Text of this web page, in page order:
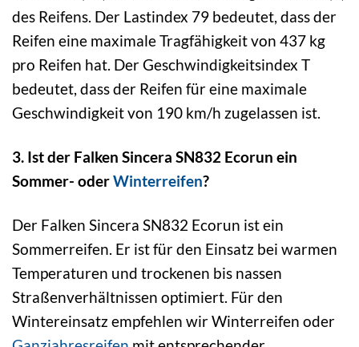
des Reifens. Der Lastindex 79 bedeutet, dass der
Reifen eine maximale Tragfähigkeit von 437 kg
pro Reifen hat. Der Geschwindigkeitsindex T
bedeutet, dass der Reifen für eine maximale
Geschwindigkeit von 190 km/h zugelassen ist.
3. Ist der Falken Sincera SN832 Ecorun ein
Sommer- oderWinterreifen?
Der Falken Sincera SN832 Ecorun ist ein
Sommerreifen. Er ist für den Einsatz bei warmen
Temperaturen und trockenen bis nassen
Straßenverhältnissen optimiert. Für den
Wintereinsatz empfehlen wir Winterreifen oder